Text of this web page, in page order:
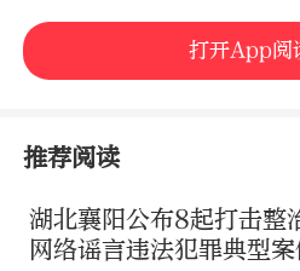
一是散播网络戾气。借
医疗、食品安全等民
域、职业、群体等，宣
面情绪，挑动群体对立
极端案事件、热点事件
打开App阅
推荐阅读
湖北襄阳公布8起打击整
网络谣言违法犯罪典型